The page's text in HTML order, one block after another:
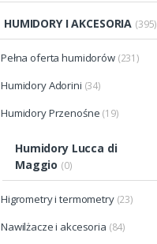
HUMIDORY I AKCESORIA (395)
Pełna oferta humidorów (231)
Humidory Adorini (34)
Humidory Przenośne (19)
Humidory Lucca di
Maggio (0)
Higrometry i termometry (23)
Nawilżacze i akcesoria (84)